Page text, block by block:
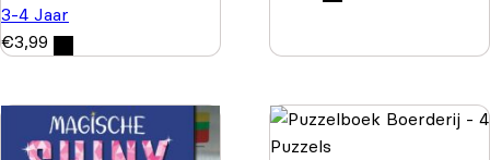
3-4 Jaar
€3,99